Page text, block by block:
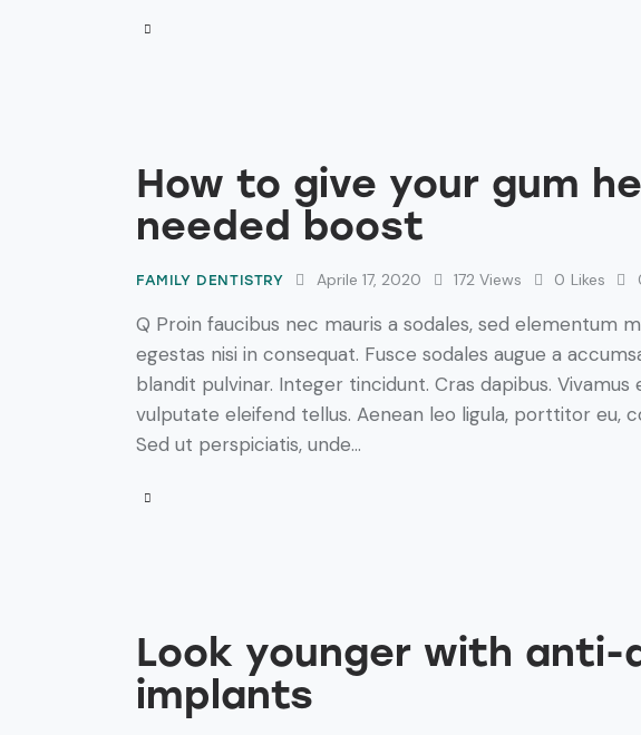
How to give your gum
needed boost
FAMILY DENTISTRY Aprile 17, 2020 172 Views 0 Likes
Q Proin faucibus nec mauris a sodales, sed elementum
egestas nisi in consequat. Fusce sodales augue a
blandit pulvinar. Integer tincidunt. Cras dapibus.
vulputate eleifend tellus. Aenean leo ligula, porttitor eu,
Sed ut perspiciatis, unde…
Look younger with anti-
implants